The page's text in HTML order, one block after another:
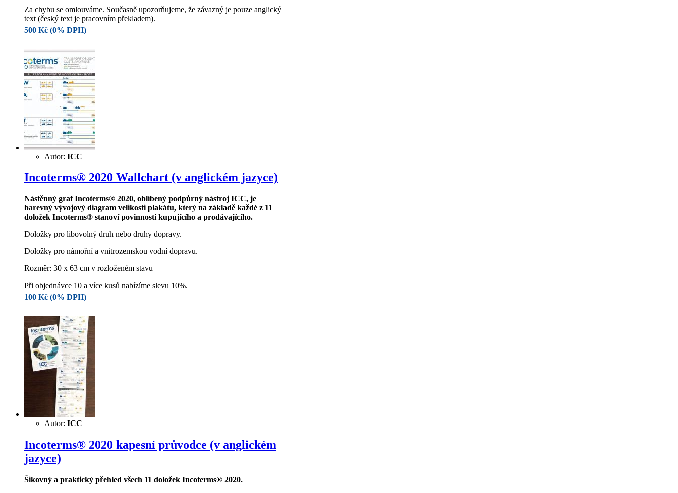
Za chybu se omlouváme. Současně upozorňujeme, že závazný je pouze anglický
text (český text je pracovním překladem).
500 Kč (0% DPH)
Autor: ICC
Incoterms® 2020 Wallchart (v anglickém jazyce)
Nástěnný graf Incoterms® 2020, oblíbený podpůrný nástroj ICC, je
barevný vývojový diagram velikosti plakátu, který na základě každé z 11
doložek Incoterms® stanoví povinnosti kupujícího a prodávajícího.
Doložky pro libovolný druh nebo druhy dopravy.
Doložky pro námořní a vnitrozemskou vodní dopravu.
Rozměr: 30 x 63 cm v rozloženém stavu
Při objednávce 10 a více kusů nabízíme slevu 10%.
100 Kč (0% DPH)
Autor: ICC
Incoterms® 2020 kapesní průvodce (v anglickém
jazyce)
Šikovný a praktický přehled všech 11 doložek Incoterms® 2020.